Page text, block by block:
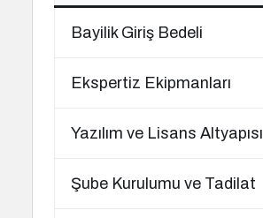
Bayilik Giriş Bedeli
Ekspertiz Ekipmanları
Yazılım ve Lisans Altyapısı
Şube Kurulumu ve Tadilat